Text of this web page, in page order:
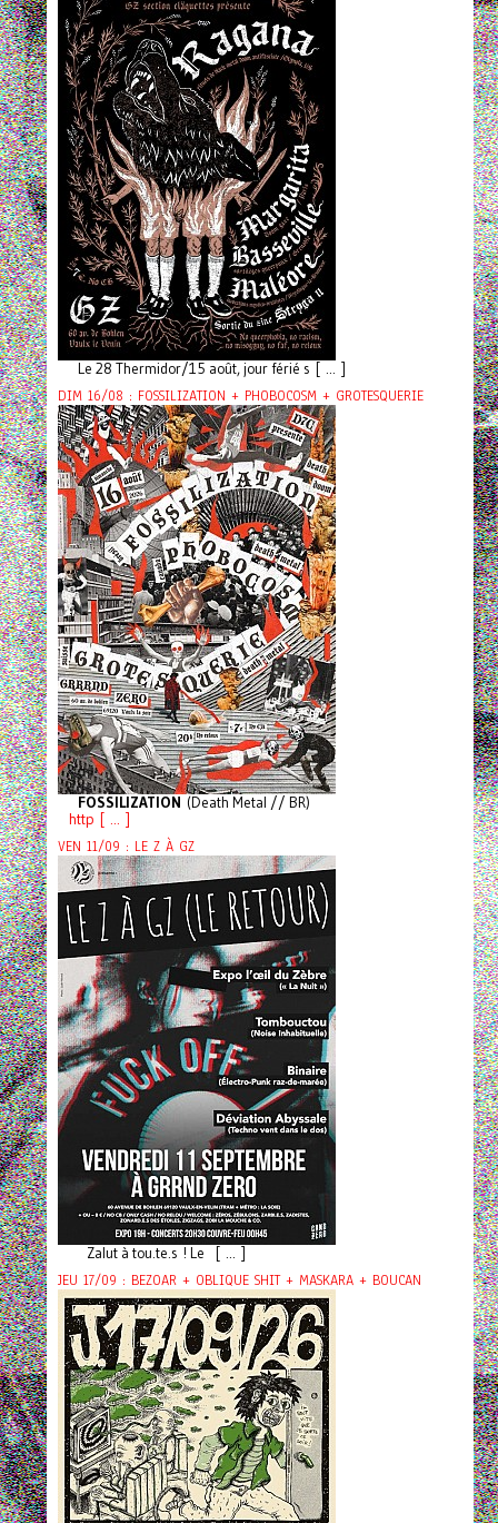
Le 28 Thermidor/15 août, jour férié s [ ... ]
DIM 16/08 : FOSSILIZATION + PHOBOCOSM + GROTESQUERIE
FOSSILIZATION (Death Metal // BR)
http [ ... ]
VEN 11/09 : LE Z À GZ
Zalut à tou.te.s ! Le [ ... ]
JEU 17/09 : BEZOAR + OBLIQUE SHIT + MASKARA + BOUCAN